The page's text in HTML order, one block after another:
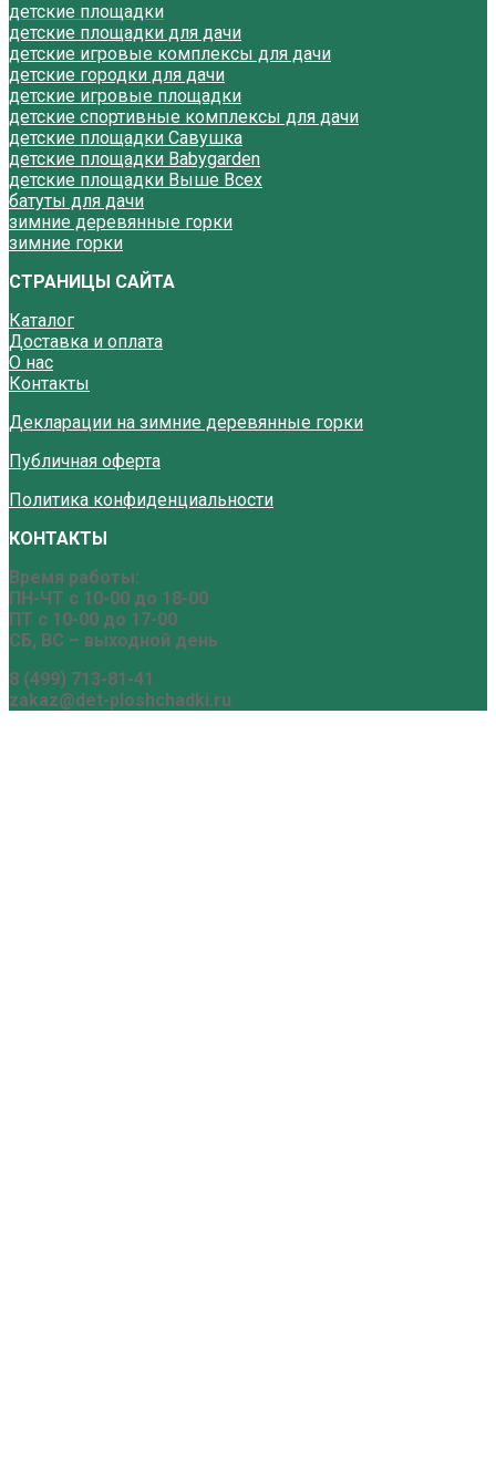
детские площадки
детские площадки для дачи
детские игровые комплексы для дачи
детские городки для дачи
детские игровые площадки
детские спортивные комплексы для дачи
детские площадки Савушка
детские площадки Babygarden
детские площадки Выше Всех
батуты для дачи
зимние деревянные горки
зимние горки
СТРАНИЦЫ САЙТА
Каталог
Доставка и оплата
О нас
Контакты
Декларации на зимние деревянные горки
Публичная оферта
Политика конфиденциальности
КОНТАКТЫ
Время работы:
ПН-ЧТ с 10-00 до 18-00
ПТ с 10-00 до 17-00
СБ, ВС – выходной день
8 (499) 713-81-41
zakaz@det-ploshchadki.ru